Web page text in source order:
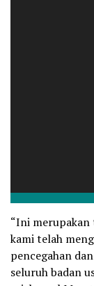
“Ini merupakan
kami telah
pencegahan
seluruh badan